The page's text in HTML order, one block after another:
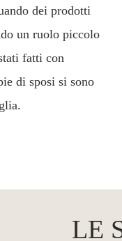
dei prodotti
un ruolo piccolo
fatti con
di sposi si sono
LE